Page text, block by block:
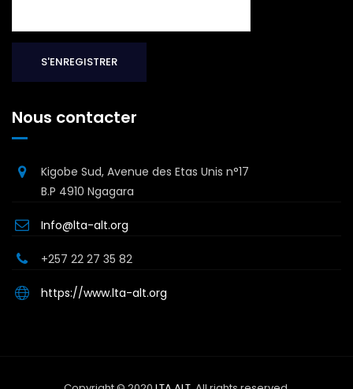
Nous contacter
Kigobe Sud, Avenue des Etas Unis n°17
B.P 4910 Ngagara
Info@lta-alt.org
+257 22 27 35 82
https://www.lta-alt.org